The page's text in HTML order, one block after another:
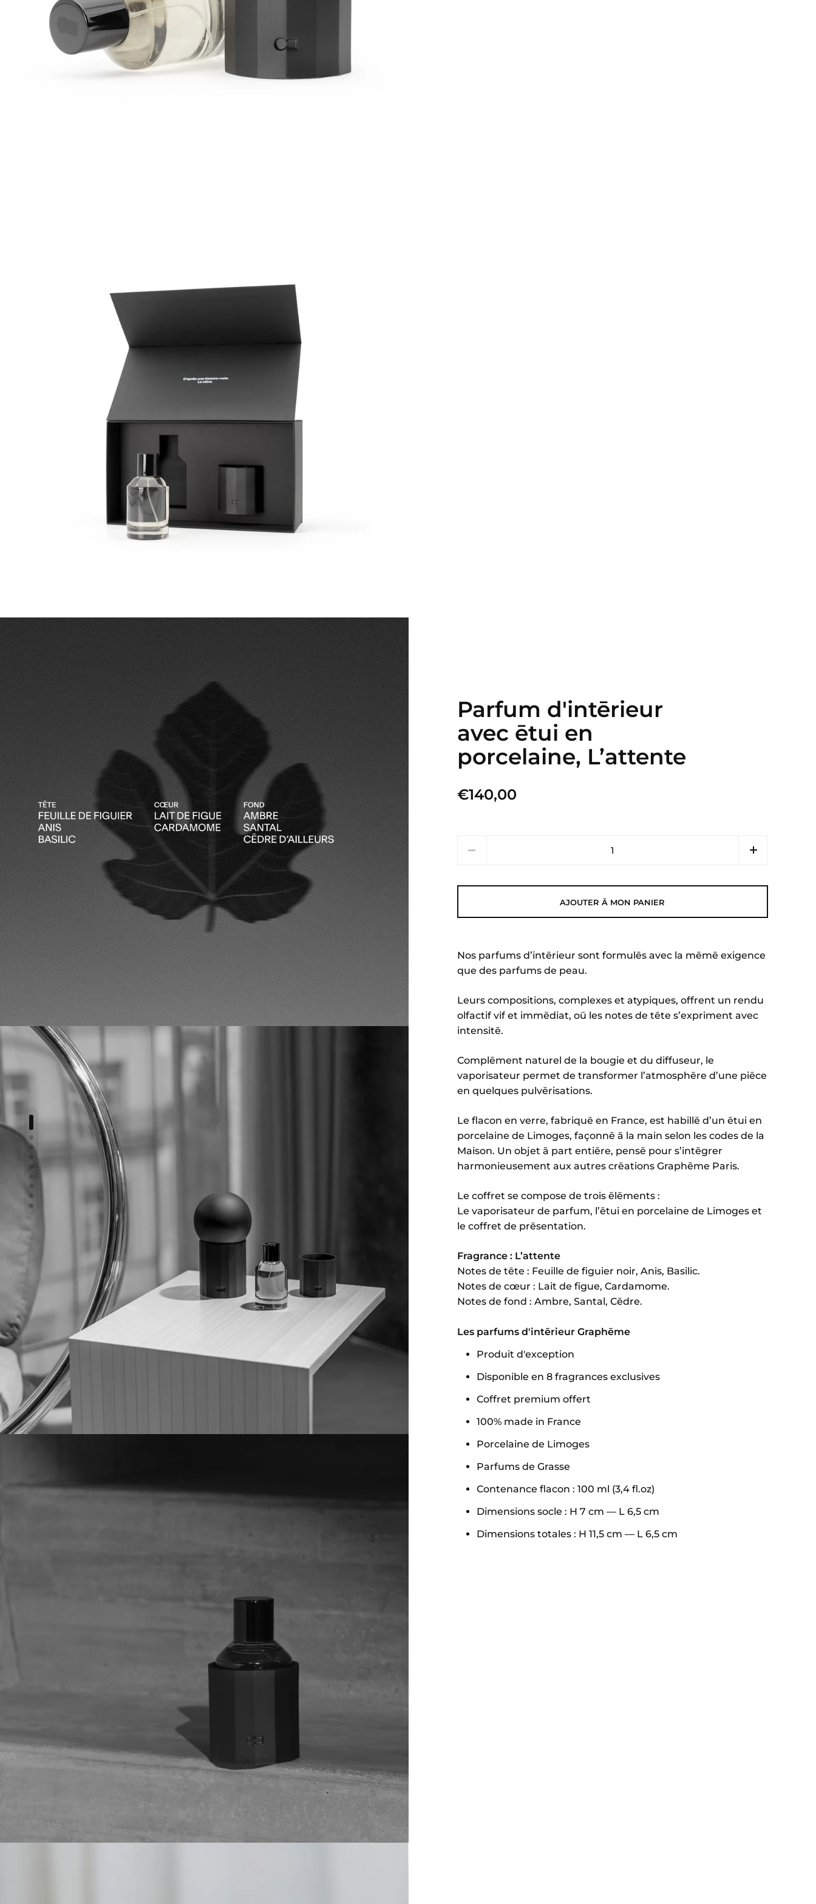
Parfum d'intērieur
avec ētui en
porcelaine, L’attente
€140,00
AJOUTER Ā MON PANIER
Nos parfums d’intērieur sont formulēs avec la mēmē exigence
que des parfums de peau.
Leurs compositions, complexes et atypiques, offrent un rendu
olfactif vif et immēdiat, oū les notes de tēte s’expriment avec
intensitē.
Complēment naturel de la bougie et du diffuseur, le
vaporisateur permet de transformer l’atmosphēre d’une piēce
en quelques pulvērisations.
Le flacon en verre, fabriquē en France, est habillē d’un ētui en
porcelaine de Limoges, façonnē ā la main selon les codes de la
Maison. Un objet ā part entiēre, pensē pour s’intēgrer
harmonieusement aux autres crēations Graphēme Paris.
Le coffret se compose de trois ēlēments :
Le vaporisateur de parfum, l’ētui en porcelaine de Limoges et
le coffret de prēsentation.
Fragrance : L’attente
Notes de tēte : Feuille de figuier noir, Anis, Basilic.
Notes de cœur : Lait de figue, Cardamome.
Notes de fond : Ambre, Santal, Cēdre.
Les parfums d'intērieur Graphēme
Produit d'exception
Disponible en 8 fragrances exclusives
Coffret premium offert
100% made in France
Porcelaine de Limoges
Parfums de Grasse
Contenance flacon : 100 ml (3,4 fl.oz)
Dimensions socle : H 7 cm — L 6,5 cm
Dimensions totales : H 11,5 cm — L 6,5 cm